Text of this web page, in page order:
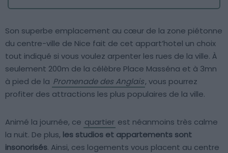
Son superbe emplacement au cœur de la zone piétonne
du centre-ville de Nice fait de cet appart’hotel un choix
tout indiqué si vous voulez arpenter les rues de la ville. À
seulement 200m de la célèbre Place Masséna et à 3mn
à pied de la Promenade des Anglais, vous pourrez
profiter des attractions les plus populaires de la ville.
Animé la journée, ce quartier est néanmoins très calme
la nuit. De plus, les studios et appartements sont
insonorisés. Ainsi, ces logements vous placent au centre